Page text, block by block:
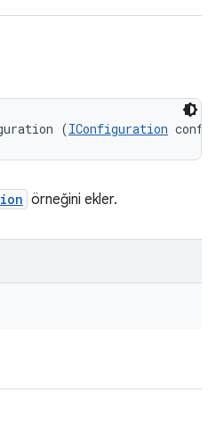
(IConfiguration
örneğini ekler.